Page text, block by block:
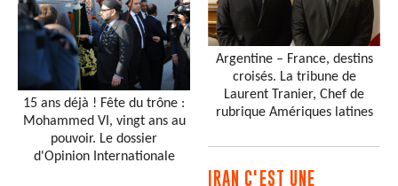
15 ans déjà ! Fête du trône :
Mohammed VI, vingt ans au
pouvoir. Le dossier
d'Opinion Internationale
Argentine – France, destins
croisés. La tribune de
Laurent Tranier, Chef de
rubrique Amériques latines
IRAN C'EST UNE